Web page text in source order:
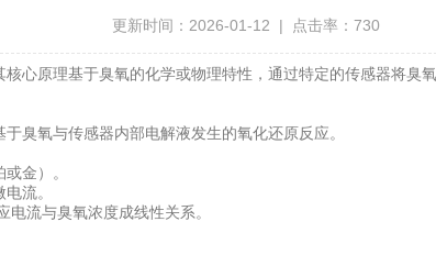
更新时间：2026-01-12 | 点击率：730
原理基于臭氧的化学或物理特性，通过特定的传感器将臭氧
氧与传感器内部电解液发生的氧化还原反应。
金）。
流。
流与臭氧浓度成线性关系。